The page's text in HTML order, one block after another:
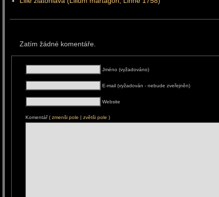
Zatím žádné komentáře.
Jméno (vyžadováno)
E-mail (vyžadován - nebude zveřejněn)
Website
Komentář ( zmenši pole | zvětši pole )